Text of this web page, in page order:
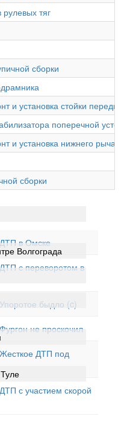
тяг
сборки
и установка стойки
поперечной
и установка нижнего
сборки
Волгограда